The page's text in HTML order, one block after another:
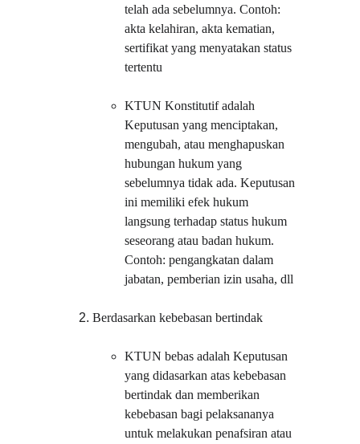
telah ada sebelumnya. Contoh:
akta kelahiran, akta kematian,
sertifikat yang menyatakan status
tertentu
KTUN Konstitutif adalah
Keputusan yang menciptakan,
mengubah, atau menghapuskan
hubungan hukum yang
sebelumnya tidak ada. Keputusan
ini memiliki efek hukum
langsung terhadap status hukum
seseorang atau badan hukum.
Contoh: pengangkatan dalam
jabatan, pemberian izin usaha, dll
Berdasarkan kebebasan bertindak
KTUN bebas adalah Keputusan
yang didasarkan atas kebebasan
bertindak dan memberikan
kebebasan bagi pelaksananya
untuk melakukan penafsiran atau